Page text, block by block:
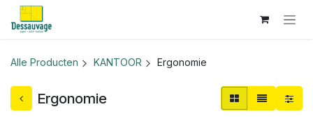
Overslaan naar inhoud
Alle Producten KANTOOR Ergonomie
Ergonomie